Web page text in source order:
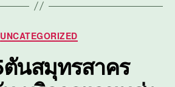
Categories
UNCATEGORIZED
ตันสมุทรสาคร